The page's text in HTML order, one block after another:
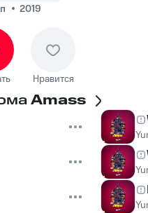
2019
Нравится
Amass